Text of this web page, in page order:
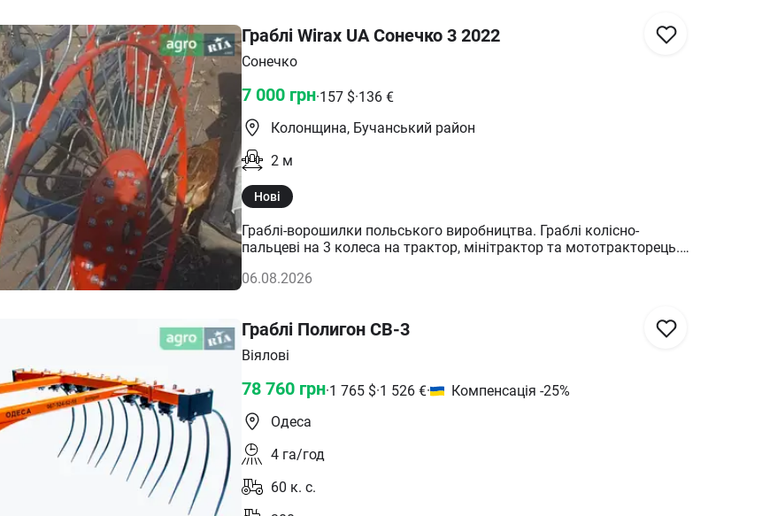
Граблі Wirax UA Сонечко 3 2022
Сонечко
7 000 грн·157 $·136 €
Колонщина, Бучанський район
2 м
Нові
Граблі-ворошилки польського виробництва. Граблі колісно-
пальцеві на 3 колеса на трактор, мінітрактор та мототракторець.
сіно в польових умовах, згрібання сухого сіна в повздовжні валки,
сталь) Захват -2 метри
06.08.2026
Граблі Полигон СВ-3
Віялові
78 760 грн·1 765 $·1 526 €·
Компенсація -25%
Одеса
4 га/год
60 к. с.